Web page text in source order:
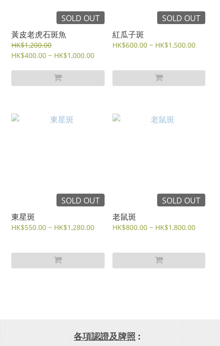
SOLD OUT
黃皮老虎石斑魚
HK$1,200.00
HK$400.00 ~ HK$1,000.00
SOLD OUT
紅瓜子斑
HK$600.00 ~ HK$1,500.00
SOLD OUT
東星斑
HK$550.00 ~ HK$1,280.00
SOLD OUT
老鼠斑
HK$800.00 ~ HK$1,800.00
各項認證及牌照 :